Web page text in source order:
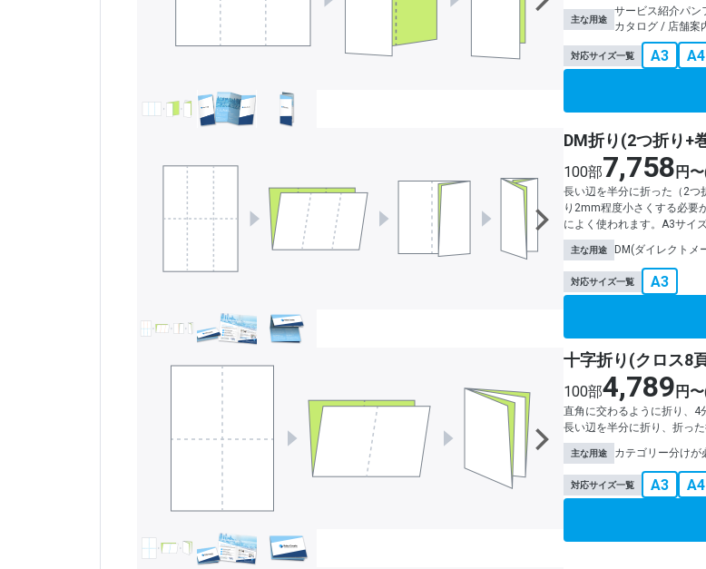
主な用途
サービス紹介パン
カタログ / 店舗案
対応サイズ一覧 A3 A4
DM折り(2つ折り+
100部7,758 円〜
長い辺を半分に折った（2つ
り2mm程度小さくする必要
によく使われます。A3サイ
主な用途 DM(ダイレクトメ
対応サイズ一覧 A3
十字折り(クロス8
100部4,789 円〜
直角に交わるように折り、4
長い辺を半分に折り、折っ
主な用途 カテゴリー分け
対応サイズ一覧 A3 A4